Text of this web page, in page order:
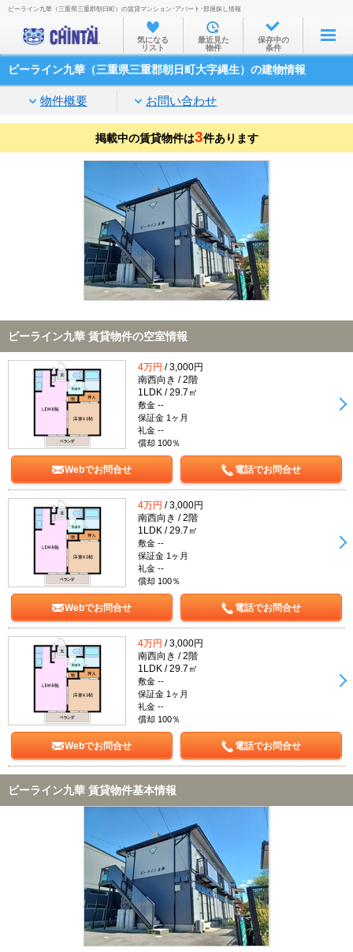
お部屋を探す
沿線・駅から
家賃相場から
通勤通学時間から
不動産会社から
TOP
ビーライン九華（三重県三重郡朝日町）の賃貸マンション･アパート･部屋探し情報
気になる
リスト
最近見た
物件
保存中の
条件
ビーライン九華（三重県三重郡朝日町大字縄生）の建物情報
物件概要 お問い合わせ
掲載中の賃貸物件は3件あります
ビーライン九華 賃貸物件の空室情報
4万円 / 3,000円
南西向き / 2階
1LDK / 29.7㎡
敷金 --
保証金 1ヶ月
礼金 --
償却 100％
Webでお問合せ 電話でお問合せ
4万円 / 3,000円
南西向き / 2階
1LDK / 29.7㎡
敷金 --
保証金 1ヶ月
礼金 --
償却 100％
Webでお問合せ 電話でお問合せ
4万円 / 3,000円
南西向き / 2階
1LDK / 29.7㎡
敷金 --
保証金 1ヶ月
礼金 --
償却 100％
Webでお問合せ 電話でお問合せ
ビーライン九華 賃貸物件基本情報